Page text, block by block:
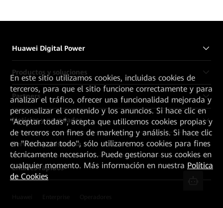
Huawei Digital Power
Productos y soluciones
Partners
Noticias y novedades
Servicios y asistencia
Enlaces rápidos
En este sitio utilizamos cookies, incluidas cookies de
terceros, para que el sitio funcione correctamente y para
analizar el tráfico, ofrecer una funcionalidad mejorada y
personalizar el contenido y los anuncios. Si hace clic en
"Aceptar todas", acepta que utilicemos cookies propias y
de terceros con fines de marketing y análisis. Si hace clic
en "Rechazar todo", sólo utilizaremos cookies para fines
técnicamente necesarios. Puede gestionar sus cookies en
cualquier momento. Más información en nuestra Política
de Cookies